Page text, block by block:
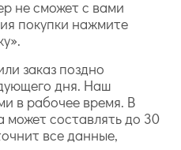
не сможет с вами
покупки нажмите
заказ поздно
дня. Наш
в рабочее время. В
может составлять до 30
все данные,